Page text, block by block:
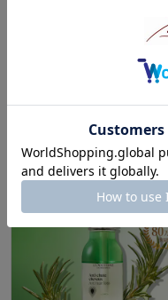
（税込）
(1116)